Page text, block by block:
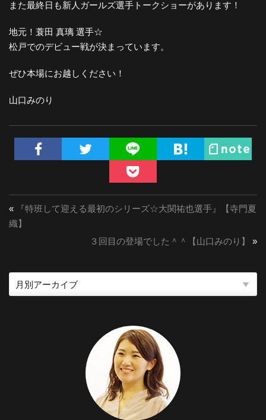
また最終日も新人ガールズ選手トークショーがあります！
地元！蓑田 真璃 選手☆
松戸でのデビュー戦が決まっています。
ぜひ本場にお越しください！
山口みのり
«
『特班して迎える最初のシリーズ☆大関祐也選手』【寺門夏
織】
３回目の登場でした＾＾【山口みのり】
»